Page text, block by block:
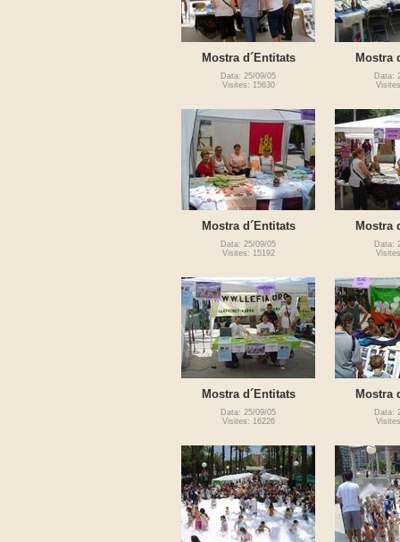
Mostra d´Entitats
Data: 25/09/05
Visites: 15630
Mostra
Data:
Mostra d´Entitats
Data: 25/09/05
Visites: 15192
Mostra
Data:
Mostra d´Entitats
Data: 25/09/05
Visites: 16226
Mostra
Data: